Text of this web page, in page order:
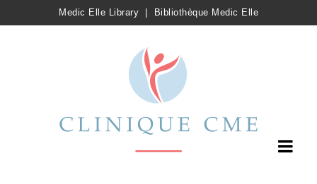
Medic Elle Library Bibliothèque Medic Elle